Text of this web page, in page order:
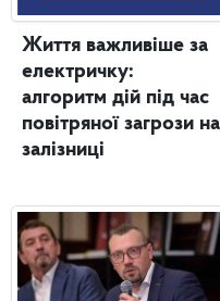
Життя важливіше за
електричку:
алгоритм дій під час
повітряної загрози на
залізниці